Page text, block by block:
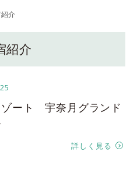
介
紹介
ート 宇奈月グランド
詳しく見る